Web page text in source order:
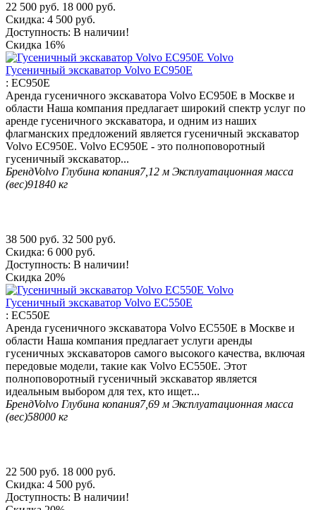
22 500 руб. 18 000 руб.
Скидка: 4 500 руб.
Доступность: В наличии!
Скидка 16%
Гусеничный экскаватор Volvo EC950E
: EC950E
Аренда гусеничного экскаватора Volvo EC950E в Москве и
области Наша компания предлагает широкий спектр услуг по
аренде гусеничного экскаватора, и одним из наших
флагманских предложений является гусеничный экскаватор
Volvo EC950E. Volvo EC950E - это полноповоротный
гусеничный экскаватор...
БрендVolvo Глубина копания7,12 м Эксплуатационная масса
(вес)91840 кг
38 500 руб. 32 500 руб.
Скидка: 6 000 руб.
Доступность: В наличии!
Скидка 20%
Гусеничный экскаватор Volvo EC550E
: EC550E
Аренда гусеничного экскаватора Volvo EC550E в Москве и
области Наша компания предлагает услуги аренды
гусеничных экскаваторов самого высокого качества, включая
передовые модели, такие как Volvo EC550E. Этот
полноповоротный гусеничный экскаватор является
идеальным выбором для тех, кто ищет...
БрендVolvo Глубина копания7,69 м Эксплуатационная масса
(вес)58000 кг
22 500 руб. 18 000 руб.
Скидка: 4 500 руб.
Доступность: В наличии!